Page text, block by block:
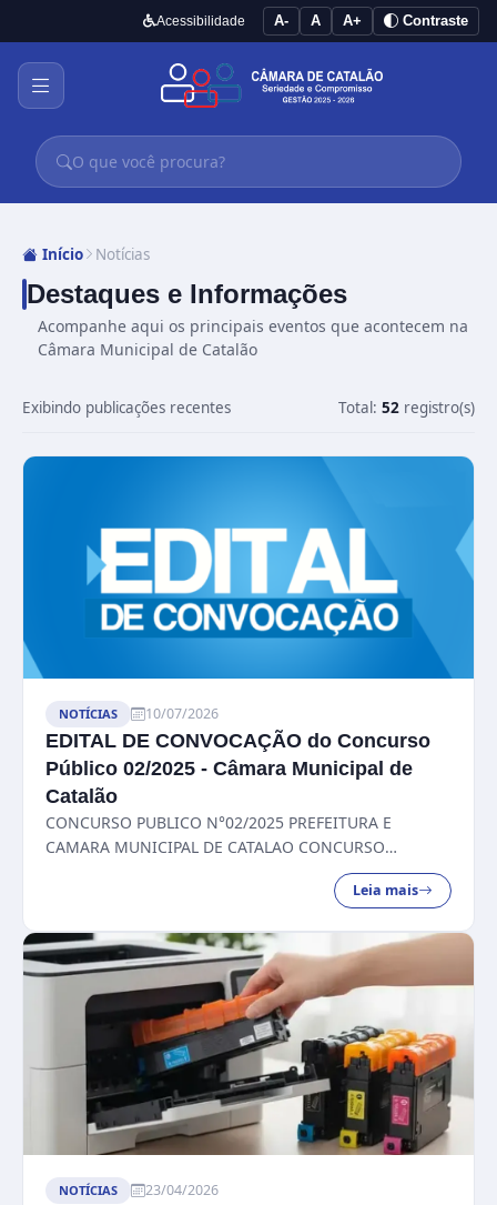
Acessibilidade A- A A+ Contraste
Início Notícias
Destaques e Informações
Acompanhe aqui os principais eventos que acontecem na
Câmara Municipal de Catalão
Exibindo publicações recentes Total: 52 registro(s)
NOTÍCIAS 10/07/2026
EDITAL DE CONVOCAÇÃO do Concurso
Público 02/2025 - Câmara Municipal de
Catalão
CONCURSO PUBLICO N°02/2025 PREFEITURA E
CAMARA MUNICIPAL DE CATALAO CONCURSO
PUBLICO N°02/2025 PREFEITURA E CAMARA
Leia mais
NOTÍCIAS 23/04/2026